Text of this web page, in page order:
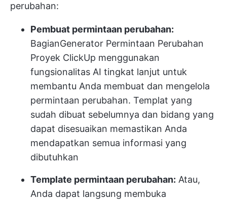
perubahan:
Pembuat permintaan perubahan:
BagianGenerator Permintaan Perubahan
Proyek ClickUp menggunakan
fungsionalitas AI tingkat lanjut untuk
membantu Anda membuat dan mengelola
permintaan perubahan. Templat yang
sudah dibuat sebelumnya dan bidang yang
dapat disesuaikan memastikan Anda
mendapatkan semua informasi yang
dibutuhkan
Template permintaan perubahan: Atau,
Anda dapat langsung membuka